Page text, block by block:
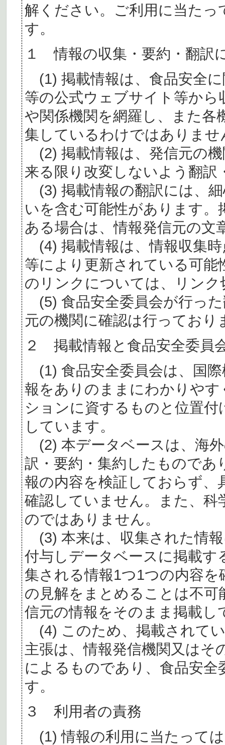
解ください。ご利用に当た
す。
１ 情報の収集・要約・翻訳
(1) 掲載情報は、食品安全
等の公式ウェブサイト等か
や関係機関を網羅し、また各
集しているわけではありませ
(2) 掲載情報は、発信元の
来る限り改変しないよう翻訳
(3) 掲載情報の翻訳には、
いを含む可能性があります。
ある場合は、情報発信元の文
(4) 掲載情報は、情報収集
等により更新されている可
のリンクについては、リン
(5) 食品安全委員会が行っ
元の機関に確認は行っており
２ 掲載情報と食品安全委員
(1) 食品安全委員会は、国
報をありのままにわかりや
ションに資するものと位置
しています。
(2) 本データベースは、海
訳・要約・集約したものであ
報の内容を検証しておらず、
確認していません。また、
のではありません。
(3) 本来は、収集された情
付与しデータベースに掲載
集される情報1つ1つの内容
の見解をまとめることは不
信元の情報をそのまま掲載し
(4) このため、掲載されて
主張は、情報発信機関又はそ
によるものであり、食品安
す。
３ 利用者の責務
(1) 情報の利用に当たって